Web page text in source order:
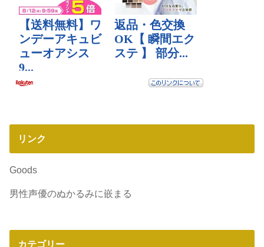
リンク
Goods
男性声優のぬかるみに嵌まる
カテゴリー